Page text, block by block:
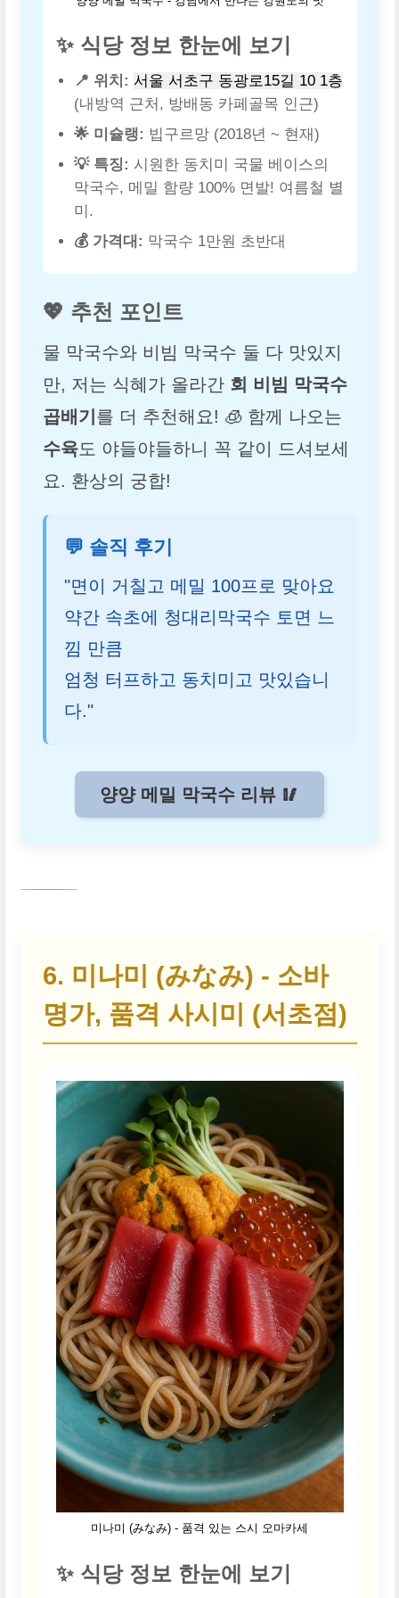
✨ 식당 정보 한눈에 보기
📍 위치: 서울 서초구 동광로15길 10 1층
(내방역 근처, 방배동 카페골목 인근)
🌟 미슐랭: 빕구르망 (2018년 ~ 현재)
💡 특징: 시원한 동치미 국물 베이스의
막국수, 메밀 함량 100% 면발! 여름철 별
미.
💰 가격대: 막국수 1만원 초반대
💖 추천 포인트
물 막국수와 비빔 막국수 둘 다 맛있지
만, 저는 식혜가 올라간 회 비빔 막국수
곱배기 를 더 추천해요! 🧊 함께 나오는
수육도 야들야들하니 꼭 같이 드셔보세
요. 환상의 궁합!
💬 솔직 후기
"면이 거칠고 메밀 100프로 맞아요
약간 속초에 청대리막국수 토면 느
낌 만큼
엄청 터프하고 동치미고 맛있습니
다."
양양 메밀 막국수 리뷰 🥢
6. 미나미 (みなみ) - 소바
명가, 품격 사시미 (서초점)
미나미 (みなみ) - 품격 있는 스시 오마카세
✨ 식당 정보 한눈에 보기